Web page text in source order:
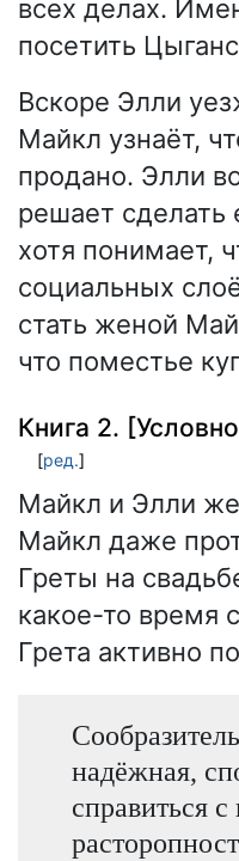
всех делах.
посетить
Вскоре Элли
Майкл узнаёт,
продано. Элли
решает
хотя понимает,
социальных
стать женой
что поместье
Книга 2.
[ред.]
Майкл и Элли
Майкл даже
Греты на
какое-то время
Грета активно
надёжная,
справиться